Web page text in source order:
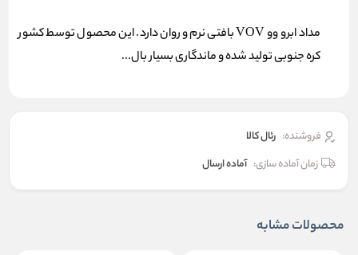
مداد ابرو وو VOV بافتی نرم و روان دارد. این محصول توسط کشور
کره جنوبی تولید شده و ماندگاری بسیار بال...
فروشنده: رئال كالا
زمان آماده سازی: آماده ارسال
محصولات مشابه